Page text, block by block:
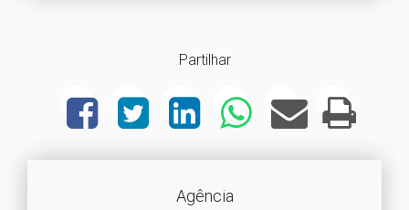
Partilhar
Agência